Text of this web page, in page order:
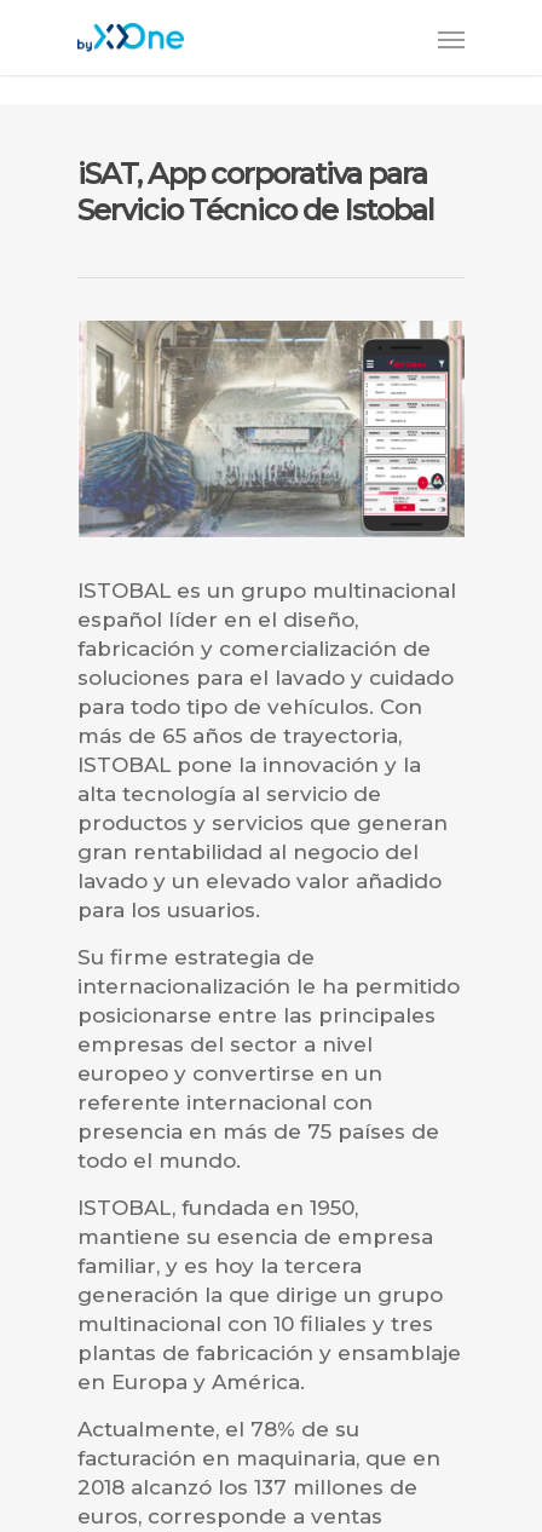
iSAT, App corporativa para
Servicio Técnico de Istobal
ISTOBAL es un grupo multinacional
español líder en el diseño,
fabricación y comercialización de
soluciones para el lavado y cuidado
para todo tipo de vehículos. Con
más de 65 años de trayectoria,
ISTOBAL pone la innovación y la
alta tecnología al servicio de
productos y servicios que generan
gran rentabilidad al negocio del
lavado y un elevado valor añadido
para los usuarios.
Su firme estrategia de
internacionalización le ha permitido
posicionarse entre las principales
empresas del sector a nivel
europeo y convertirse en un
referente internacional con
presencia en más de 75 países de
todo el mundo.
ISTOBAL, fundada en 1950,
mantiene su esencia de empresa
familiar, y es hoy la tercera
generación la que dirige un grupo
multinacional con 10 filiales y tres
plantas de fabricación y ensamblaje
en Europa y América.
Actualmente, el 78% de su
facturación en maquinaria, que en
2018 alcanzó los 137 millones de
euros, corresponde a ventas